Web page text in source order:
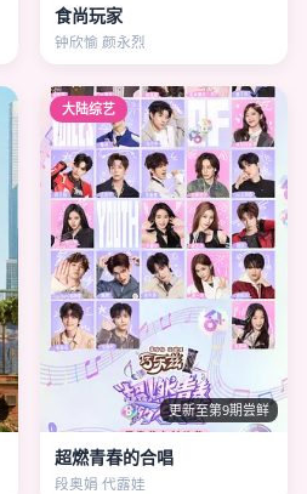
食尚玩家
钟欣愉 颜永烈
大陆综艺
更新至第9期尝鲜
超燃青春的合唱
段奥娟 代露娃